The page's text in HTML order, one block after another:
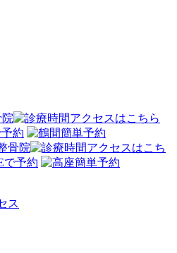
アクセスはこちら
骨院
アクセスはこち
ス